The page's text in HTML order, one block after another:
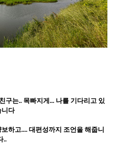
구는.. 목빠지게... 나를 기다리고 있
니다
하고.... 대편성까지 조언을 해줍니
..